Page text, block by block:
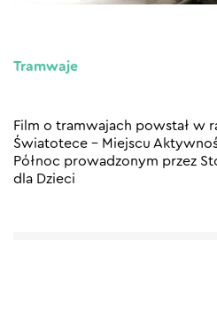
Tramwaje
Film o tramwajach powstał w
Światotece – Miejscu
Północ prowadzonym przez
dla Dzieci